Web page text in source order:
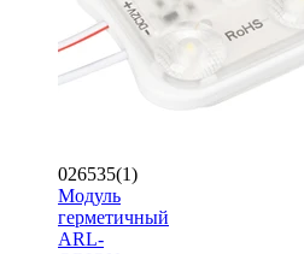
026535(1)
Модуль
герметичный
ARL-